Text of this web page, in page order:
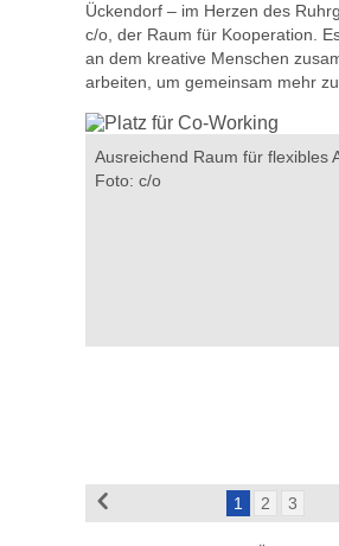
Ückendorf – im Herzen des
c/o, der Raum für Kooperation.
an dem kreative Menschen
arbeiten, um gemeinsam mehr
Ausreichend Raum für flexibles
Foto: c/o
1 2 3